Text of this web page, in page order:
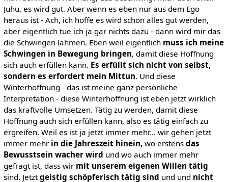
Juhu, es wird gut. Aber wenn es eben nur aus dem Ego
heraus ist - Ach, ich hoffe es wird schon alles gut werden,
aber eigentlich tue ich ja gar nichts dazu - dann wird mir das
die Schwingen lähmen. Eben weil eigentlich muss ich meine
Schwingen in Bewegung bringen, damit diese Hoffnung
sich auch erfüllen kann. Es erfüllt sich nicht von selbst,
sondern es erfordert mein Mittun. Und diese
Winterhoffnung - das ist meine ganz persönliche
Interpretation - diese Winterhoffnung ist eben jetzt wirklich
das kraftvolle Umsetzen. Tätig zu werden, damit diese
Hoffnung auch sich erfüllen kann, also es tätig einfach zu
ergreifen. Weil es ist ja jetzt immer mehr... wir gehen jetzt
immer mehr in die Jahreszeit hinein,wo erstens das
Bewusstsein wacher wird und wo auch immer mehr
gefragt ist, dass wir mit unserem eigenen Willen tätig
sind. Jetztgeistig schöpferisch tätig sind und und nicht